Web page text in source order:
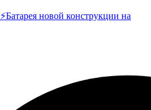
новой конструкции на